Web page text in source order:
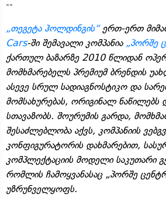
--
„თეგეტა ჰოლდინგის“ერთ-ერთ
Cars-ში შემავალი კომპანია „პორშე
ქართულ ბაზარზე 2010 წლიდან
მომხმარებელს პრემიუმ ბრენდის
ასევე სრულ სადიაგნოსტიკო და
მომსახურებას, ორიგინალ ნაწილებს
სთავაზობს. შოურუმის გარდა,
შესაძლებლობა აქვს, კომპანიის
კონფიგურატორის დახმარებით,
კომპლექტაციის მოდელი საკუთარი
რომლის ჩამოყვანასაც „პორშე
უზრუნველყოფს.